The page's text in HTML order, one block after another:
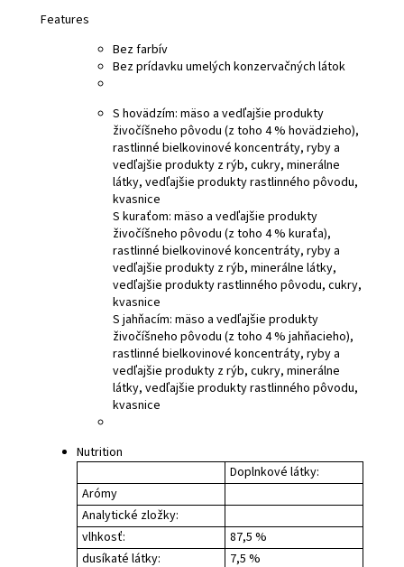
Features
Bez farbív
Bez prídavku umelých konzervačných látok
S hovädzím: mäso a vedľajšie produkty
živočíšneho pôvodu (z toho 4 % hovädzieho),
rastlinné bielkovinové koncentráty, ryby a
vedľajšie produkty z rýb, cukry, minerálne
látky, vedľajšie produkty rastlinného pôvodu,
kvasnice
S kuraťom: mäso a vedľajšie produkty
živočíšneho pôvodu (z toho 4 % kuraťa),
rastlinné bielkovinové koncentráty, ryby a
vedľajšie produkty z rýb, minerálne látky,
vedľajšie produkty rastlinného pôvodu, cukry,
kvasnice
S jahňacím: mäso a vedľajšie produkty
živočíšneho pôvodu (z toho 4 % jahňacieho),
rastlinné bielkovinové koncentráty, ryby a
vedľajšie produkty z rýb, cukry, minerálne
látky, vedľajšie produkty rastlinného pôvodu,
kvasnice
Nutrition
Doplnkové látky:
Arómy
Analytické zložky:
vlhkosť:
87,5 %
dusíkaté látky:
7,5 %